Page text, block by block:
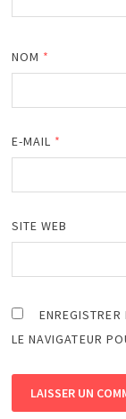
NOM *
E-MAIL *
SITE WEB
LE NAVIGATEUR